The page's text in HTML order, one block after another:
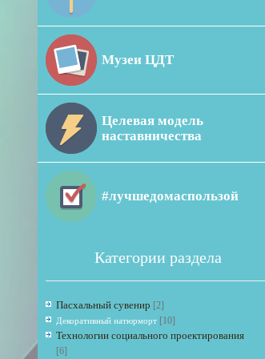
Музеи ЦДТ
Целевая модель
наставничества
#лучшедомаспользой
Категории раздела
Пасхальный сувенир [2]
Декоративный натюрморт [10]
Технологии социального проектирования
[6]